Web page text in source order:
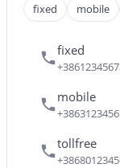
fixed mobile
fixed
mobile
tollfree